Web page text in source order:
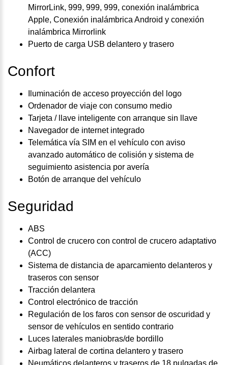
MirrorLink, 999, 999, 999, conexión inalámbrica
Apple, Conexión inalámbrica Android y conexión
inalámbrica Mirrorlink
Puerto de carga USB delantero y trasero
Confort
Iluminación de acceso proyección del logo
Ordenador de viaje con consumo medio
Tarjeta / llave inteligente con arranque sin llave
Navegador de internet integrado
Telemática vía SIM en el vehículo con aviso
avanzado automático de colisión y sistema de
seguimiento asistencia por avería
Botón de arranque del vehículo
Seguridad
ABS
Control de crucero con control de crucero adaptativo
(ACC)
Sistema de distancia de aparcamiento delanteros y
traseros con sensor
Tracción delantera
Control electrónico de tracción
Regulación de los faros con sensor de oscuridad y
sensor de vehículos en sentido contrario
Luces laterales maniobras/de bordillo
Airbag lateral de cortina delantero y trasero
Neumáticos delanteros y traseros de 18 pulgadas de